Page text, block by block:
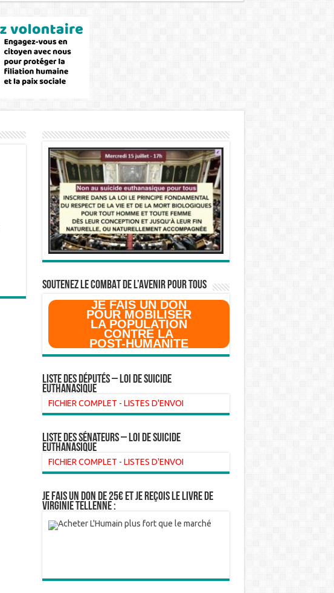
SOUTENEZ LE COMBAT DE L’AVenir pour Tous
JE FAIS UN DON
POUR MOBILISER
LA POPULATION
CONTRE LA
POST-HUMANITE
Liste des Députés – Loi de suicide
euthanasique
FICHIER COMPLET - LISTES D'ENVOI
liste des sénateurs – loi de suicide
euthanasique
FICHIER COMPLET - LISTES D'ENVOI
Je fais un don de 25€ et je reçois le livre de
Virginie Tellenne :